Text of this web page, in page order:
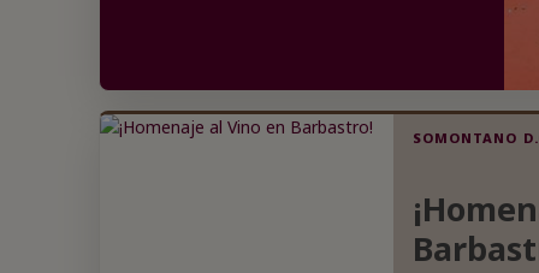
experiencias para los amantes del buen beber.
Si no estás probando estos vinos, ¿realmente
SOMONTANO